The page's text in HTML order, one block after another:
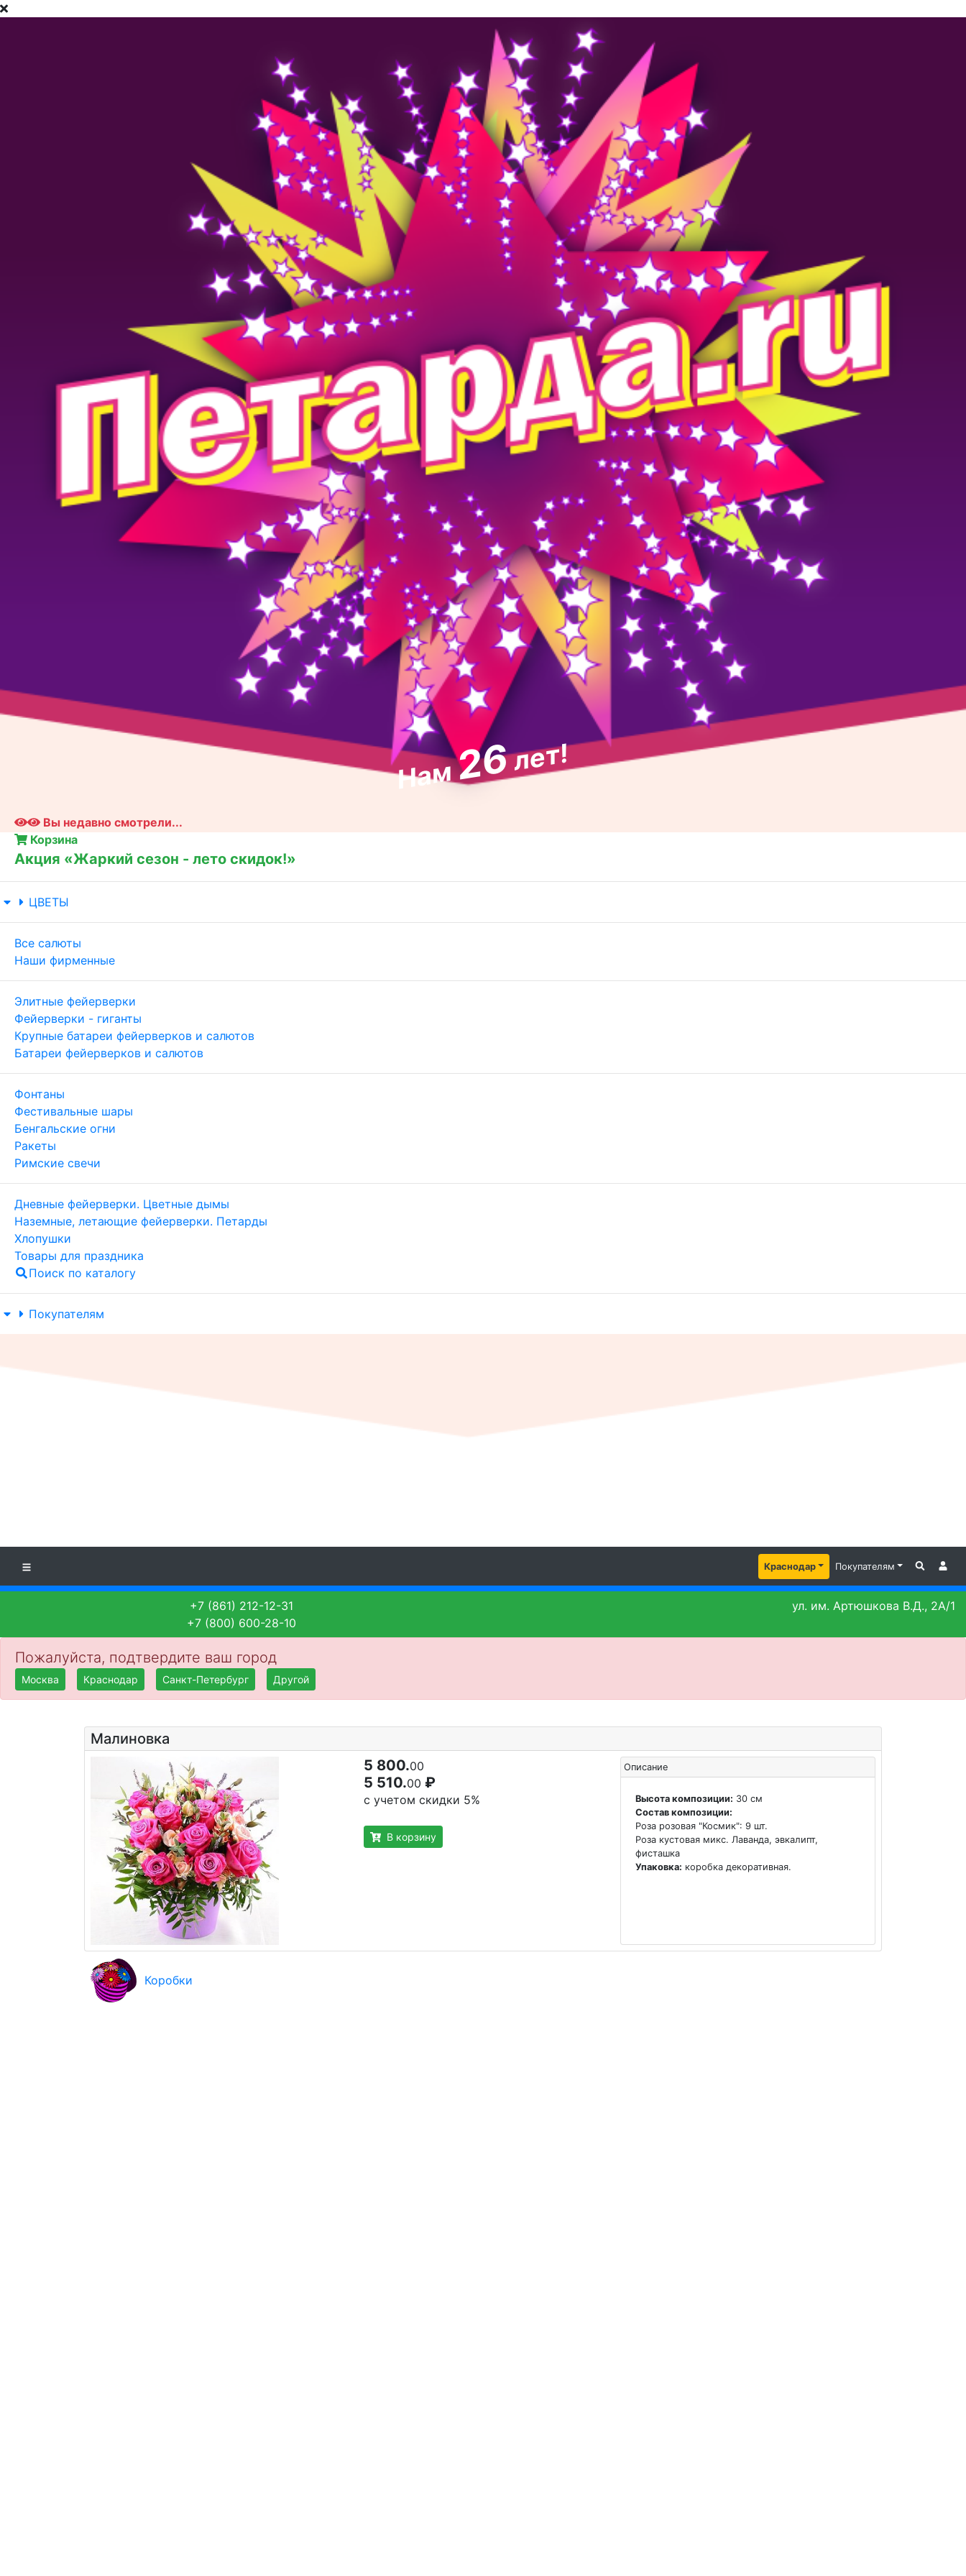
Нам26лет!
Вы недавно смотрели...
Корзина
Акция «Жаркий сезон - лето скидок!»
ЦВЕТЫ
Все салюты
Наши фирменные
Элитные фейерверки
Фейерверки - гиганты
Крупные батареи фейерверков и салютов
Батареи фейерверков и салютов
Фонтаны
Фестивальные шары
Бенгальские огни
Ракеты
Римские свечи
Дневные фейерверки. Цветные дымы
Наземные, летающие фейерверки. Петарды
Хлопушки
Товары для праздника
Поиск по каталогу
Покупателям
Краснодар Покупателям
+7 (861) 212-12-31
+7 (800) 600-28-10
ул. им. Артюшкова В.Д., 2А/1
Пожалуйста, подтвердите ваш город
Москва Краснодар Санкт-Петербург Другой
Малиновка
5 800.00
5 510.00 ₽
с учетом скидки 5%
В корзину
Описание
Высота композиции: 30 см
Состав композиции:
Роза розовая "Космик": 9 шт.
Роза кустовая микс. Лаванда, эвкалипт,
фисташка
Упаковка: коробка декоративная.
Коробки